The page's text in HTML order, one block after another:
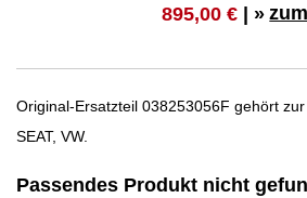
895,00 € | »
Original-Ersatzteil 038253056F gehört zur
SEAT, VW.
Passendes Produkt nicht